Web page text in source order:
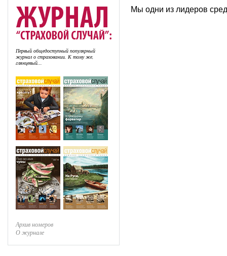
Первый общедоступный популярный
журнал о страховании. К тому же,
глянцевый...
Архив номеров
О журнале
Мы одни из лидеров